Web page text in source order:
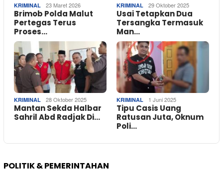
KRIMINAL 23 Maret 2026
Brimob Polda Malut
Pertegas Terus
Proses…
KRIMINAL 29 Oktober 2025
Usai Tetapkan Dua
Tersangka Termasuk
Man…
KRIMINAL 28 Oktober 2025
Mantan Sekda Halbar
Sahril Abd Radjak Di…
KRIMINAL 1 Juni 2025
Tipu Casis Uang
Ratusan Juta, Oknum
Poli…
POLITIK & PEMERINTAHAN